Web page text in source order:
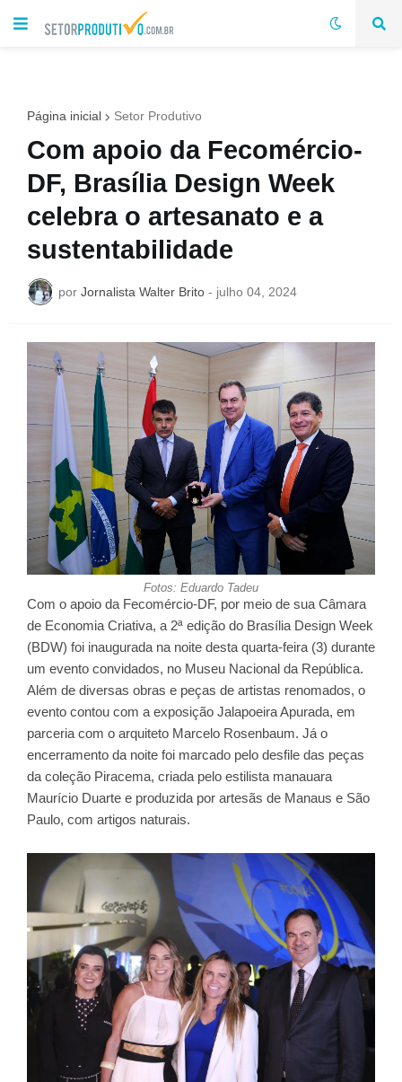
Página inicial Setor Produtivo
Com apoio da Fecomércio-
DF, Brasília Design Week
celebra o artesanato e a
sustentabilidade
por Jornalista Walter Brito - julho 04, 2024
Fotos: Eduardo Tadeu
Com o apoio da Fecomércio-DF, por meio de sua Câmara
de Economia Criativa, a 2ª edição do Brasília Design Week
(BDW) foi inaugurada na noite desta quarta-feira (3) durante
um evento convidados, no Museu Nacional da República.
Além de diversas obras e peças de artistas renomados, o
evento contou com a exposição Jalapoeira Apurada, em
parceria com o arquiteto Marcelo Rosenbaum. Já o
encerramento da noite foi marcado pelo desfile das peças
da coleção Piracema, criada pelo estilista manauara
Maurício Duarte e produzida por artesãs de Manaus e São
Paulo, com artigos naturais.